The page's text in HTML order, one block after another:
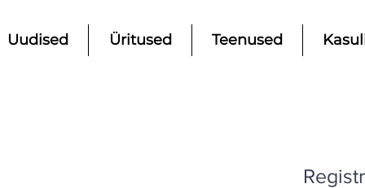
Uudised Üritused Teenused